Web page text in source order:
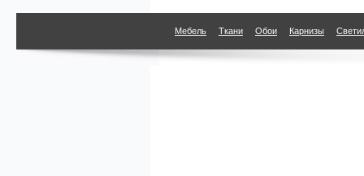
Мебель Ткани Обои Карнизы